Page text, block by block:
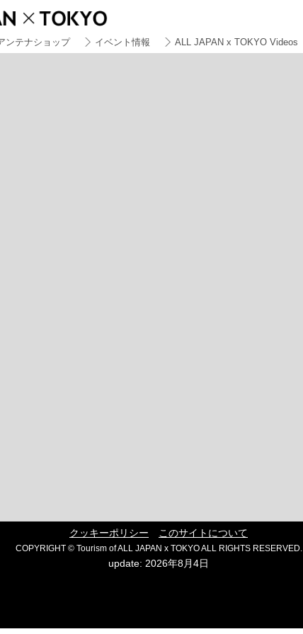
ンテナショップ イベント情報 ALL JAPAN x TOKYO Videos
クッキーポリシー このサイトについて
COPYRIGHT © Tourism of ALL JAPAN x TOKYO ALL RIGHTS RESERVED.
update: 2026年8月4日